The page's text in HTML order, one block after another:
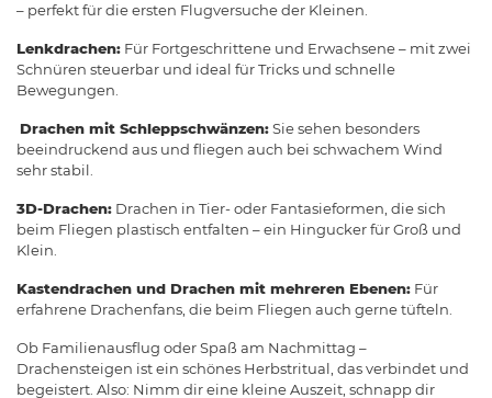
– perfekt für die ersten Flugversuche der Kleinen.
Lenkdrachen: Für Fortgeschrittene und Erwachsene – mit zwei
Schnüren steuerbar und ideal für Tricks und schnelle
Bewegungen.
Drachen mit Schleppschwänzen:Sie sehen besonders
beeindruckend aus und fliegen auch bei schwachem Wind
sehr stabil.
3D-Drachen: Drachen in Tier- oder Fantasieformen, die sich
beim Fliegen plastisch entfalten – ein Hingucker für Groß und
Klein.
Kastendrachen und Drachen mit mehreren Ebenen: Für
erfahrene Drachenfans, die beim Fliegen auch gerne tüfteln.
Ob Familienausflug oder Spaß am Nachmittag –
Drachensteigen ist ein schönes Herbstritual, das verbindet und
begeistert. Also: Nimm dir eine kleine Auszeit, schnapp dir